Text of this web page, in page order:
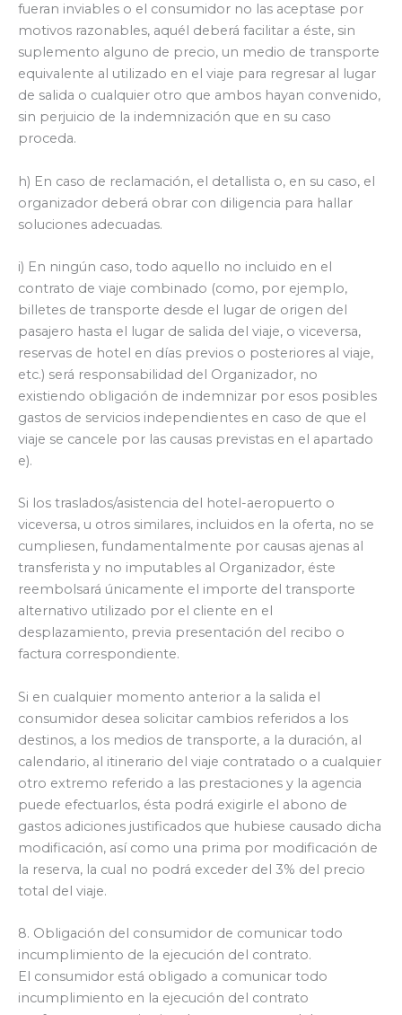
fueran inviables o el consumidor no las aceptase por
motivos razonables, aquél deberá facilitar a éste, sin
suplemento alguno de precio, un medio de transporte
equivalente al utilizado en el viaje para regresar al lugar
de salida o cualquier otro que ambos hayan convenido,
sin perjuicio de la indemnización que en su caso
proceda.
h) En caso de reclamación, el detallista o, en su caso, el
organizador deberá obrar con diligencia para hallar
soluciones adecuadas.
i) En ningún caso, todo aquello no incluido en el
contrato de viaje combinado (como, por ejemplo,
billetes de transporte desde el lugar de origen del
pasajero hasta el lugar de salida del viaje, o viceversa,
reservas de hotel en días previos o posteriores al viaje,
etc.) será responsabilidad del Organizador, no
existiendo obligación de indemnizar por esos posibles
gastos de servicios independientes en caso de que el
viaje se cancele por las causas previstas en el apartado
e).
Si los traslados/asistencia del hotel-aeropuerto o
viceversa, u otros similares, incluidos en la oferta, no se
cumpliesen, fundamentalmente por causas ajenas al
transferista y no imputables al Organizador, éste
reembolsará únicamente el importe del transporte
alternativo utilizado por el cliente en el
desplazamiento, previa presentación del recibo o
factura correspondiente.
Si en cualquier momento anterior a la salida el
consumidor desea solicitar cambios referidos a los
destinos, a los medios de transporte, a la duración, al
calendario, al itinerario del viaje contratado o a cualquier
otro extremo referido a las prestaciones y la agencia
puede efectuarlos, ésta podrá exigirle el abono de
gastos adiciones justificados que hubiese causado dicha
modificación, así como una prima por modificación de
la reserva, la cual no podrá exceder del 3% del precio
total del viaje.
8. Obligación del consumidor de comunicar todo
incumplimiento de la ejecución del contrato.
El consumidor está obligado a comunicar todo
incumplimiento en la ejecución del contrato